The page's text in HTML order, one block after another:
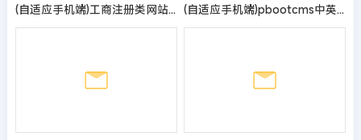
(自适应手机端)工商注册类网站pbootcms模板 财务代理记账网站源码 (自适应手机端)pbootcms中英文双语清洁工具企业网站模板 外贸清洁设备网站源码